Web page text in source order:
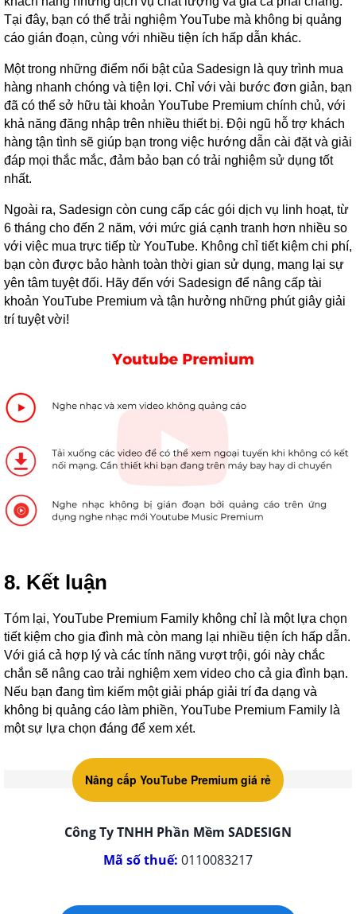
Tại đây, bạn có thể trải nghiệm YouTube mà không bị quảng
cáo gián đoạn, cùng với nhiều tiện ích hấp dẫn khác.
Một trong những điểm nổi bật của Sadesign là quy trình mua
hàng nhanh chóng và tiện lợi. Chỉ với vài bước đơn giản, bạn
đã có thể sở hữu tài khoản YouTube Premium chính chủ, với
khả năng đăng nhập trên nhiều thiết bị. Đội ngũ hỗ trợ khách
hàng tận tình sẽ giúp bạn trong việc hướng dẫn cài đặt và giải
đáp mọi thắc mắc, đảm bảo bạn có trải nghiệm sử dụng tốt
nhất.
Ngoài ra, Sadesign còn cung cấp các gói dịch vụ linh hoạt, từ
6 tháng cho đến 2 năm, với mức giá cạnh tranh hơn nhiều so
với việc mua trực tiếp từ YouTube. Không chỉ tiết kiệm chi phí,
bạn còn được bảo hành toàn thời gian sử dụng, mang lại sự
yên tâm tuyệt đối. Hãy đến với Sadesign để nâng cấp tài
khoản YouTube Premium và tận hưởng những phút giây giải
trí tuyệt vời!
8. Kết luận
Tóm lại, YouTube Premium Family không chỉ là một lựa chọn
tiết kiệm cho gia đình mà còn mang lại nhiều tiện ích hấp dẫn.
Với giá cả hợp lý và các tính năng vượt trội, gói này chắc
chắn sẽ nâng cao trải nghiệm xem video cho cả gia đình bạn.
Nếu bạn đang tìm kiếm một giải pháp giải trí đa dạng và
không bị quảng cáo làm phiền, YouTube Premium Family là
một sự lựa chọn đáng để xem xét.
Nâng cấp YouTube Premium giá rẻ
Công Ty TNHH Phần Mềm SADESIGN
Mã số thuế: 0110083217